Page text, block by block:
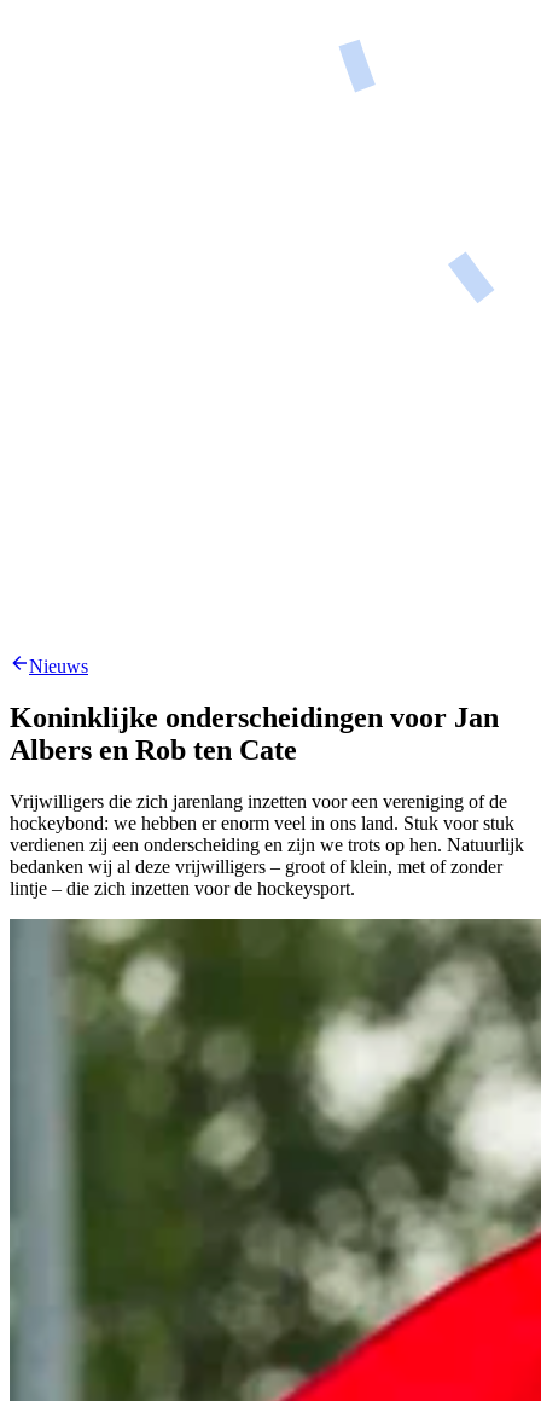
Nieuws
Koninklijke onderscheidingen voor Jan
Albers en Rob ten Cate
Vrijwilligers die zich jarenlang inzetten voor een vereniging of de
hockeybond: we hebben er enorm veel in ons land. Stuk voor stuk
verdienen zij een onderscheiding en zijn we trots op hen. Natuurlijk
bedanken wij al deze vrijwilligers – groot of klein, met of zonder
lintje – die zich inzetten voor de hockeysport.